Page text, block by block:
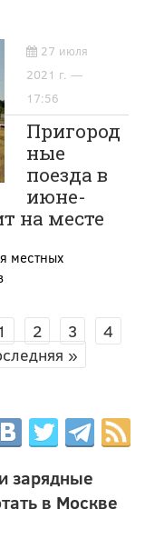
27 июля
2021 г. —
17:56
Пригород
ные
поезда в
июне-
на месте
местных
2 3
4
»
зарядные
в Москве